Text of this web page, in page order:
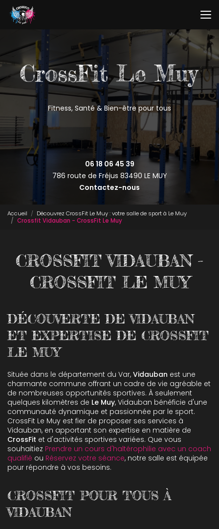
Aller
contenu
Fitness, Santé & Bien-être pour tous
06 18 06 45 39
786 route de Fréjus 83490 LE MUY
Contactez-nous
Accueil
Découvrez CrossFit Le Muy : votre salle de sport à Le Muy
Crossfit Vidauban - CrossFit Le Muy
CROSSFIT VIDAUBAN -
CROSSFIT LE MUY
DÉCOUVERTE DE VIDAUBAN
ET EXPERTISE DE CROSSFIT
LE MUY
Située dans le département du Var, Vidauban est une
charmante commune offrant un cadre de vie agréable et
de nombreuses opportunités sportives. À seulement
quelques kilomètres de Le Muy, Vidauban bénéficie d'une
communauté dynamique et passionnée par le sport.
CrossFit Le Muy est fier de proposer ses services à
Vidauban, en apportant son expertise en matière de
CrossFit et d'activités sportives variées. Que vous
souhaitiez Prendre un cours d'haltérophilie avec un coach
qualifié ou Réservez votre séance, notre salle est équipée
pour répondre à vos besoins.
CROSSFIT POUR TOUS À
VIDAUBAN